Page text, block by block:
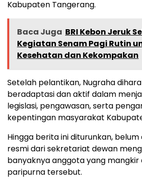
Kabupaten Tangerang.
Baca Juga BRI Kebon Jeruk
Kegiatan Senam Pagi Rutin
Kesehatan dan Kekompakan
Setelah pelantikan, Nugraha
beradaptasi dan aktif dalam
legislasi, pengawasan, serta
kepentingan masyarakat
Hingga berita ini diturunkan,
resmi dari sekretariat dewan
banyaknya anggota yang
paripurna tersebut.